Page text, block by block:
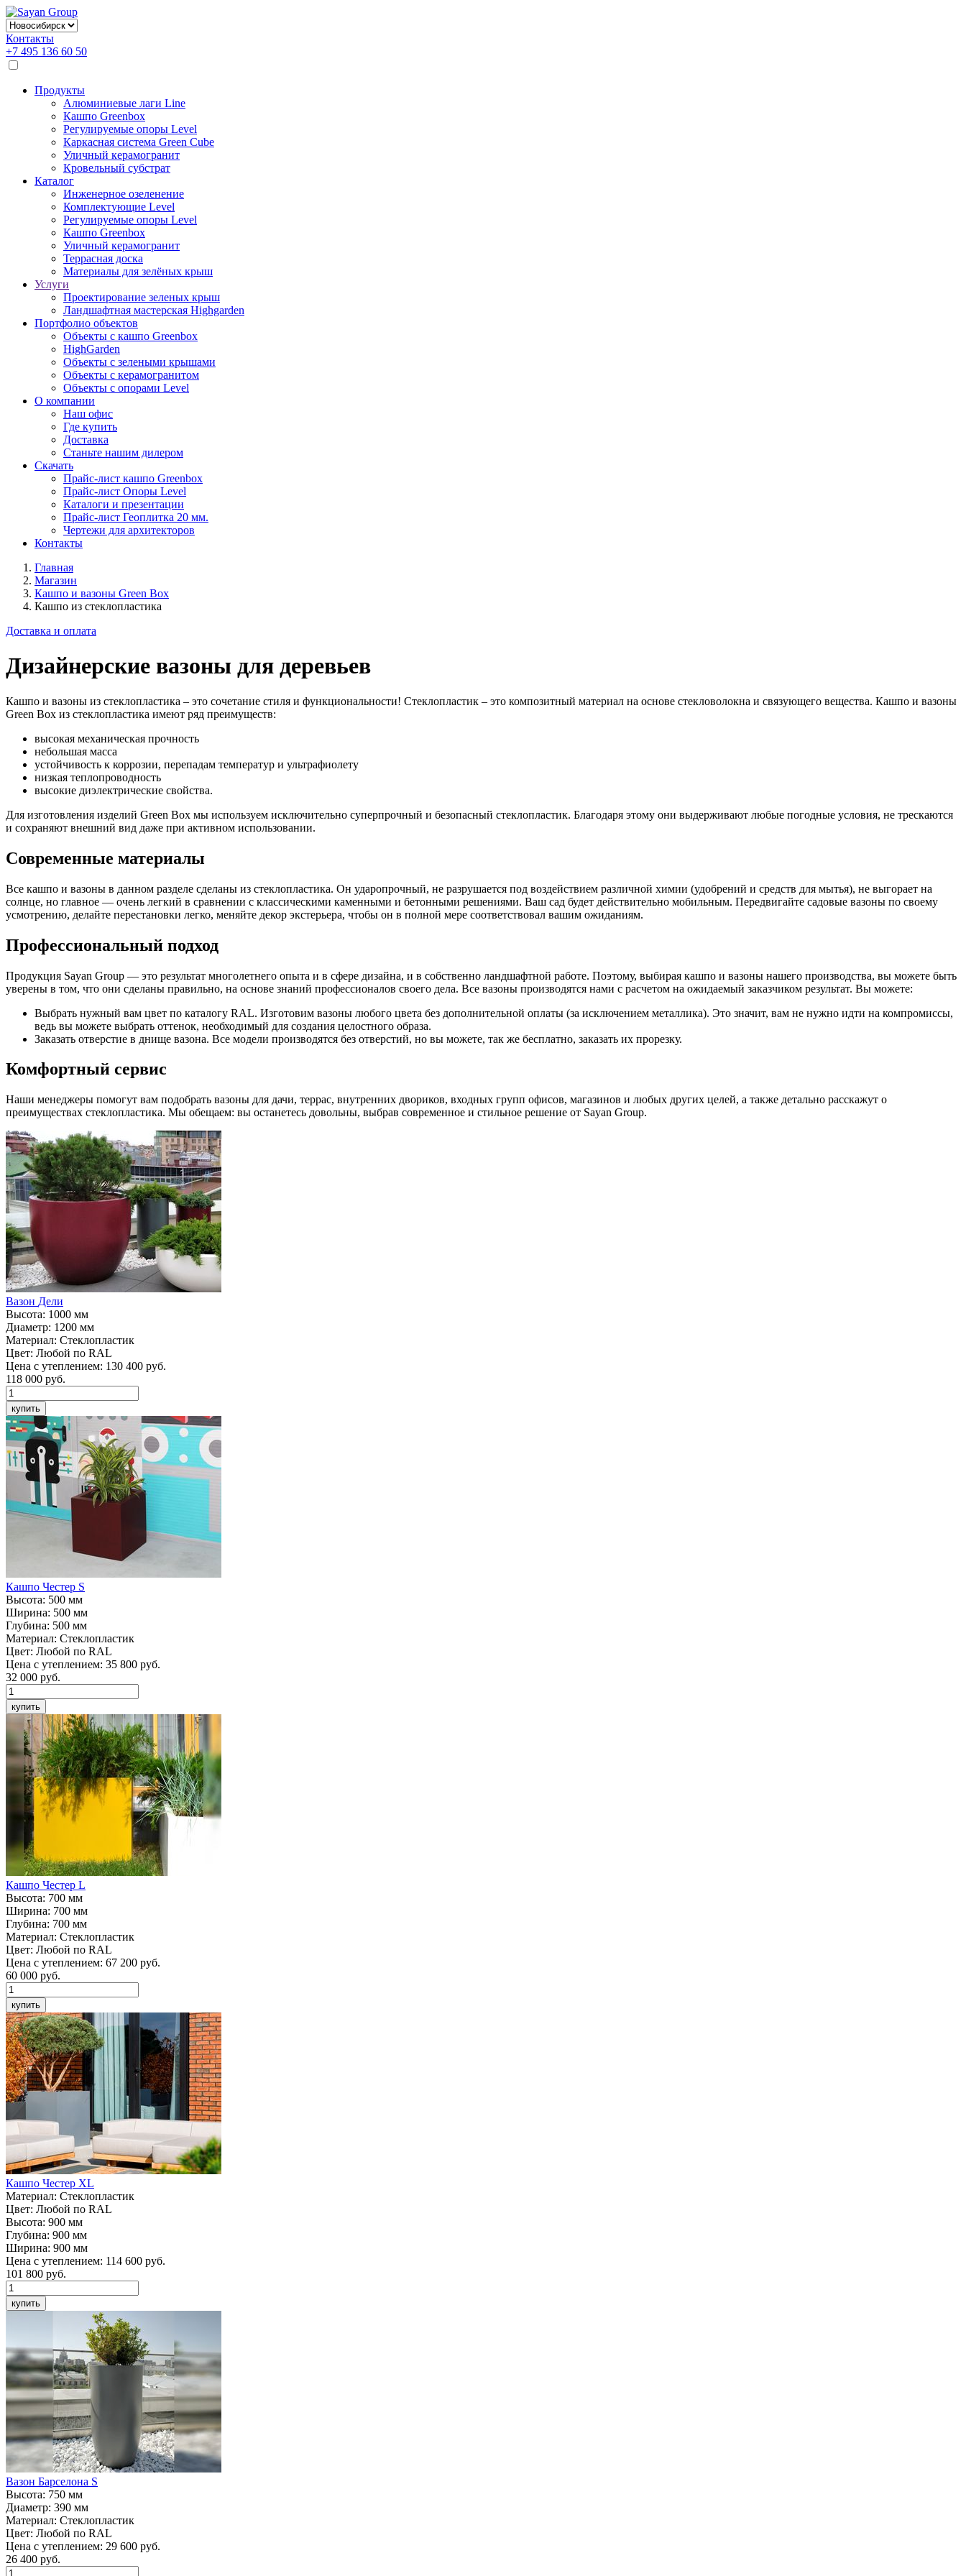
Контакты
+7 495 136 60 50
Продукты
Алюминиевые лаги Line
Кашпо Greenbox
Регулируемые опоры Level
Каркасная система Green Cube
Уличный керамогранит
Кровельный субстрат
Каталог
Инженерное озеленение
Комплектующие Level
Регулируемые опоры Level
Кашпо Greenbox
Уличный керамогранит
Террасная доска
Материалы для зелёных крыш
Услуги
Проектирование зеленых крыш
Ландшафтная мастерская Highgarden
Портфолио объектов
Объекты с кашпо Greenbox
HighGarden
Объекты с зелеными крышами
Объекты с керамогранитом
Объекты с опорами Level
О компании
Наш офис
Где купить
Доставка
Станьте нашим дилером
Скачать
Прайс-лист кашпо Greenbox
Прайс-лист Опоры Level
Каталоги и презентации
Прайс-лист Геоплитка 20 мм.
Чертежи для архитекторов
Контакты
Главная
Магазин
Кашпо и вазоны Green Box
Кашпо из стеклопластика
Доставка и оплата
Дизайнерские вазоны для деревьев
Кашпо и вазоны из стеклопластика – это сочетание стиля и функциональности! Стеклопластик – это композитный материал на основе стекловолокна и связующего вещества. Кашпо и вазоны
Green Box из стеклопластика имеют ряд преимуществ:
высокая механическая прочность
небольшая масса
устойчивость к коррозии, перепадам температур и ультрафиолету
низкая теплопроводность
высокие диэлектрические свойства.
Для изготовления изделий Green Box мы используем исключительно суперпрочный и безопасный стеклопластик. Благодаря этому они выдерживают любые погодные условия, не трескаются
и сохраняют внешний вид даже при активном использовании.
Современные материалы
Все кашпо и вазоны в данном разделе сделаны из стеклопластика. Он ударопрочный, не разрушается под воздействием различной химии (удобрений и средств для мытья), не выгорает на
солнце, но главное — очень легкий в сравнении с классическими каменными и бетонными решениями. Ваш сад будет действительно мобильным. Передвигайте садовые вазоны по своему
усмотрению, делайте перестановки легко, меняйте декор экстерьера, чтобы он в полной мере соответствовал вашим ожиданиям.
Профессиональный подход
Продукция Sayan Group — это результат многолетнего опыта и в сфере дизайна, и в собственно ландшафтной работе. Поэтому, выбирая кашпо и вазоны нашего производства, вы можете быть
уверены в том, что они сделаны правильно, на основе знаний профессионалов своего дела. Все вазоны производятся нами с расчетом на ожидаемый заказчиком результат. Вы можете:
Выбрать нужный вам цвет по каталогу RAL. Изготовим вазоны любого цвета без дополнительной оплаты (за исключением металлика). Это значит, вам не нужно идти на компромиссы,
ведь вы можете выбрать оттенок, необходимый для создания целостного образа.
Заказать отверстие в днище вазона. Все модели производятся без отверстий, но вы можете, так же бесплатно, заказать их прорезку.
Комфортный сервис
Наши менеджеры помогут вам подобрать вазоны для дачи, террас, внутренних двориков, входных групп офисов, магазинов и любых других целей, а также детально расскажут о
преимуществах стеклопластика. Мы обещаем: вы останетесь довольны, выбрав современное и стильное решение от Sayan Group.
Вазон Дели
Высота: 1000 мм
Диаметр: 1200 мм
Материал: Стеклопластик
Цвет: Любой по RAL
Цена с утеплением: 130 400 руб.
118 000 руб.
купить
Кашпо Честер S
Высота: 500 мм
Ширина: 500 мм
Глубина: 500 мм
Материал: Стеклопластик
Цвет: Любой по RAL
Цена с утеплением: 35 800 руб.
32 000 руб.
купить
Кашпо Честер L
Высота: 700 мм
Ширина: 700 мм
Глубина: 700 мм
Материал: Стеклопластик
Цвет: Любой по RAL
Цена с утеплением: 67 200 руб.
60 000 руб.
купить
Кашпо Честер XL
Материал: Стеклопластик
Цвет: Любой по RAL
Высота: 900 мм
Глубина: 900 мм
Ширина: 900 мм
Цена с утеплением: 114 600 руб.
101 800 руб.
купить
Вазон Барселона S
Высота: 750 мм
Диаметр: 390 мм
Материал: Стеклопластик
Цвет: Любой по RAL
Цена с утеплением: 29 600 руб.
26 400 руб.